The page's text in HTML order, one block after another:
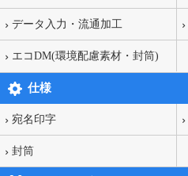
データ入力・流通加工
エコDM(環境配慮素材・封筒)
仕様
宛名印字
封筒